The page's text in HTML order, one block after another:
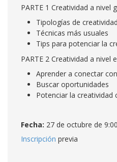
PARTE 1 Creatividad a nivel
Tipologías de
Técnicas más usuales
Tips para potenciar la
PARTE 2 Creatividad a nivel
Aprender a conectar
Buscar oportunidades
Potenciar la creatividad
Fecha: 27 de octubre de
Inscripción previa